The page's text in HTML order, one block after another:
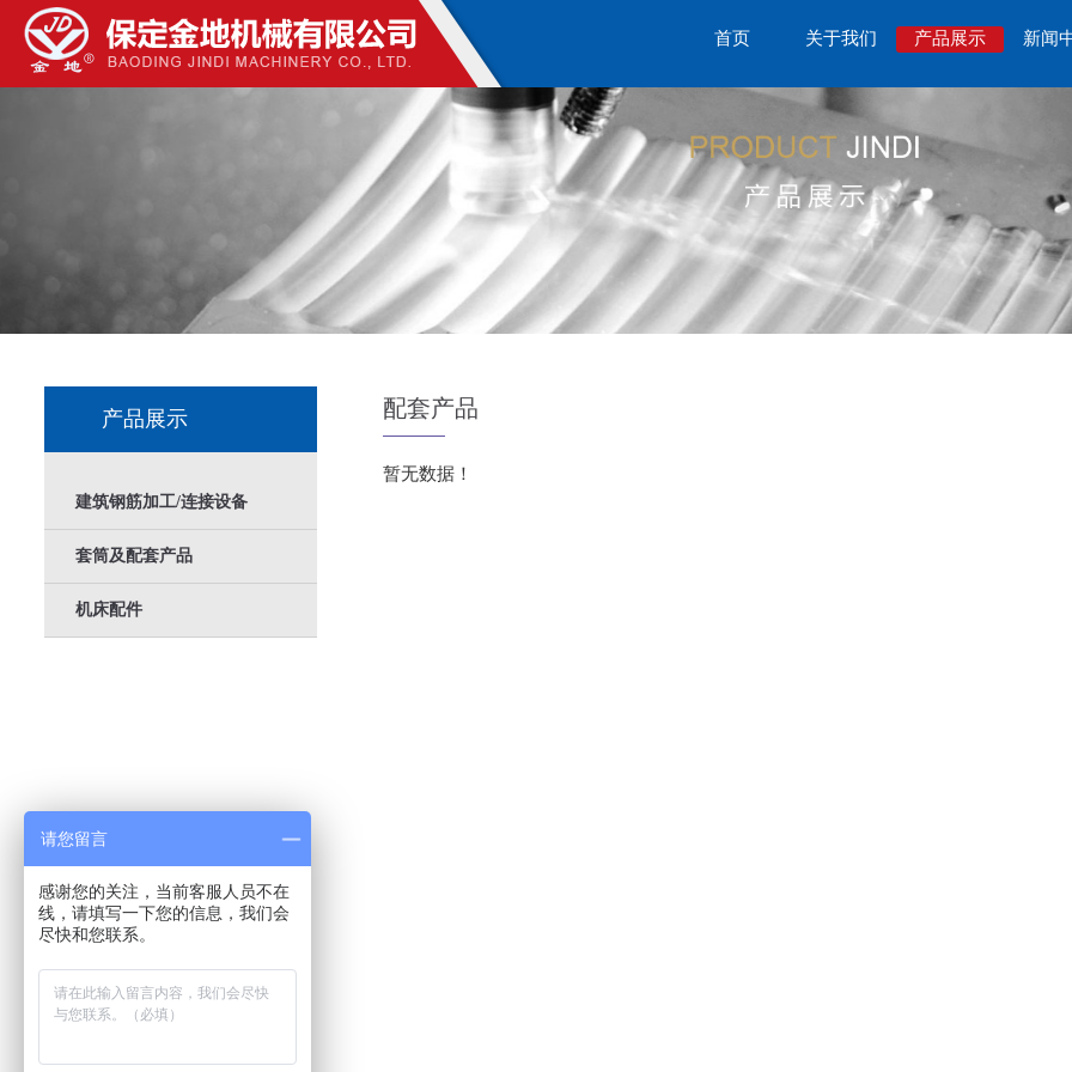
首页 关于我们 产品展示 新闻
产品展示
建筑钢筋加工/连接设备
套筒及配套产品
机床配件
配套产品
暂无数据！
请您留言
感谢您的关注，当前客服人员不在
线，请填写一下您的信息，我们会
尽快和您联系。